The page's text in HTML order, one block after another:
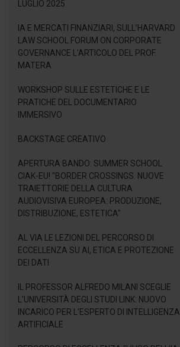
LUGLIO 2025
IA E MERCATI FINANZIARI, SULL’HARVARD
LAW SCHOOL FORUM ON CORPORATE
GOVERNANCE L’ARTICOLO DEL PROF.
MATERA
WORKSHOP SULLE ESTETICHE E LE
PRATICHE DEL DOCUMENTARIO
IMMERSIVO
BACKSTAGE CREATIVO
APERTURA BANDO: SUMMER SCHOOL
CIAK-EU! "BORDER CROSSINGS. NUOVE
TRAIETTORIE DELLA CULTURA
AUDIOVISIVA EUROPEA: PRODUZIONE,
DISTRIBUZIONE, ESTETICA"
AL VIA LE LEZIONI DEL PERCORSO DI
ECCELLENZA SU AI, ETICA E PROTEZIONE
DEI DATI
IL PROFESSOR ALFREDO MILANI SCEGLIE
L'UNIVERSITÀ DEGLI STUDI LINK: NUOVO
INCARICO PER L’ESPERTO DI INTELLIGENZA
ARTIFICIALE